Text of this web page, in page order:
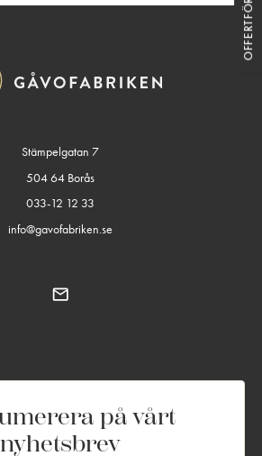
Stämpelgatan 7
504 64 Borås
033-12 12 33
info@gavofabriken.se
på vårt
nyhetsbrev